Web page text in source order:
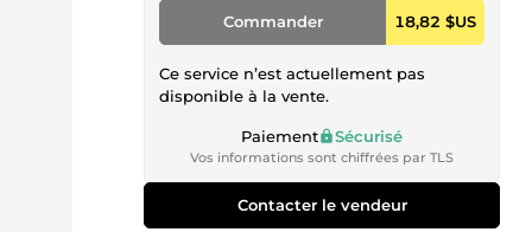
Commander 18,82 $US
Ce service n’est actuellement pas
disponible à la vente.
Paiement Sécurisé
Vos informations sont chiffrées par TLS
Contacter le vendeur